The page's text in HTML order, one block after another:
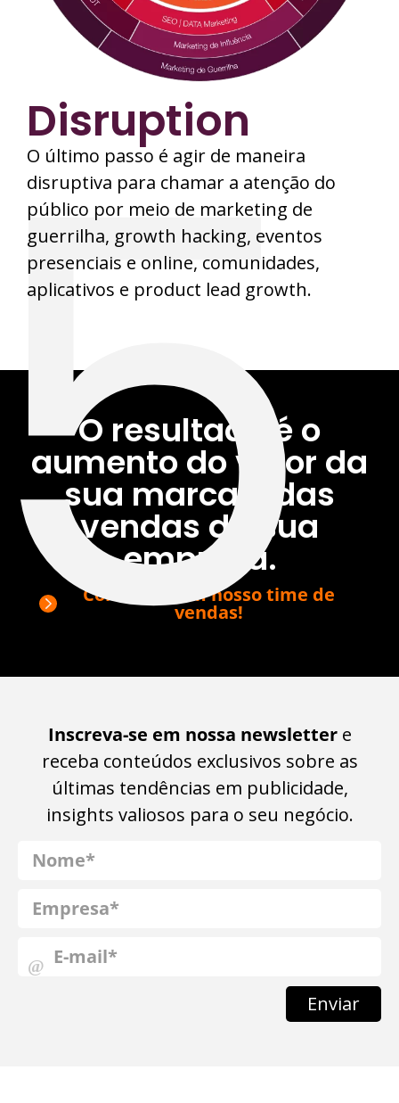
Disruption
O último passo é agir de maneira
disruptiva para chamar a atenção do
público por meio de marketing de
guerrilha, growth hacking, eventos
presenciais e online, comunidades,
aplicativos e product lead growth.
O resultado é o
aumento do valor da
sua marca e das
vendas da sua
empresa.
Converse com nosso time de
vendas!
Inscreva-se em nossa newslettere
receba conteúdos exclusivos sobre as
últimas tendências em publicidade,
insights valiosos para o seu negócio.
Enviar